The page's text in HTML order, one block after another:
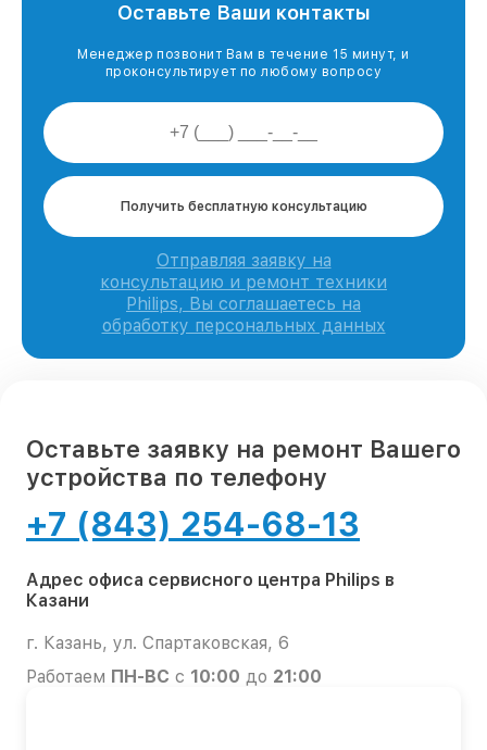
Оставьте Ваши контакты
Менеджер позвонит Вам в течение 15 минут, и
проконсультирует по любому вопросу
Получить бесплатную консультацию
Отправляя заявку на
консультацию и ремонт техники
Philips, Вы соглашаетесь на
обработку персональных данных
Оставьте заявку на ремонт Вашего
устройства по телефону
+7 (843) 254-68-13
Адрес офиса сервисного центра Philips в
Казани
г. Казань, ул. Спартаковская, 6
Работаем ПН-ВС с 10:00 до 21:00